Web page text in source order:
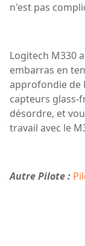
n'est pas
Logitech M330
embarras en
approfondie de
capteurs glass-
désordre, et
travail avec le
Autre Pilote :